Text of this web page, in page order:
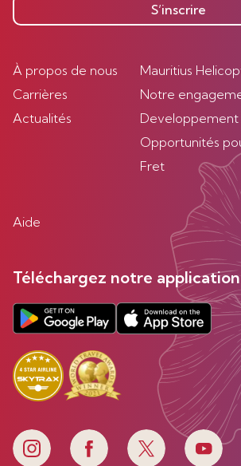
S’inscrire
À propos de nous
Carrières
Actualités
Mauritius
Notre
Developpement
Opportunités
Fret
Aide
Téléchargez notre application